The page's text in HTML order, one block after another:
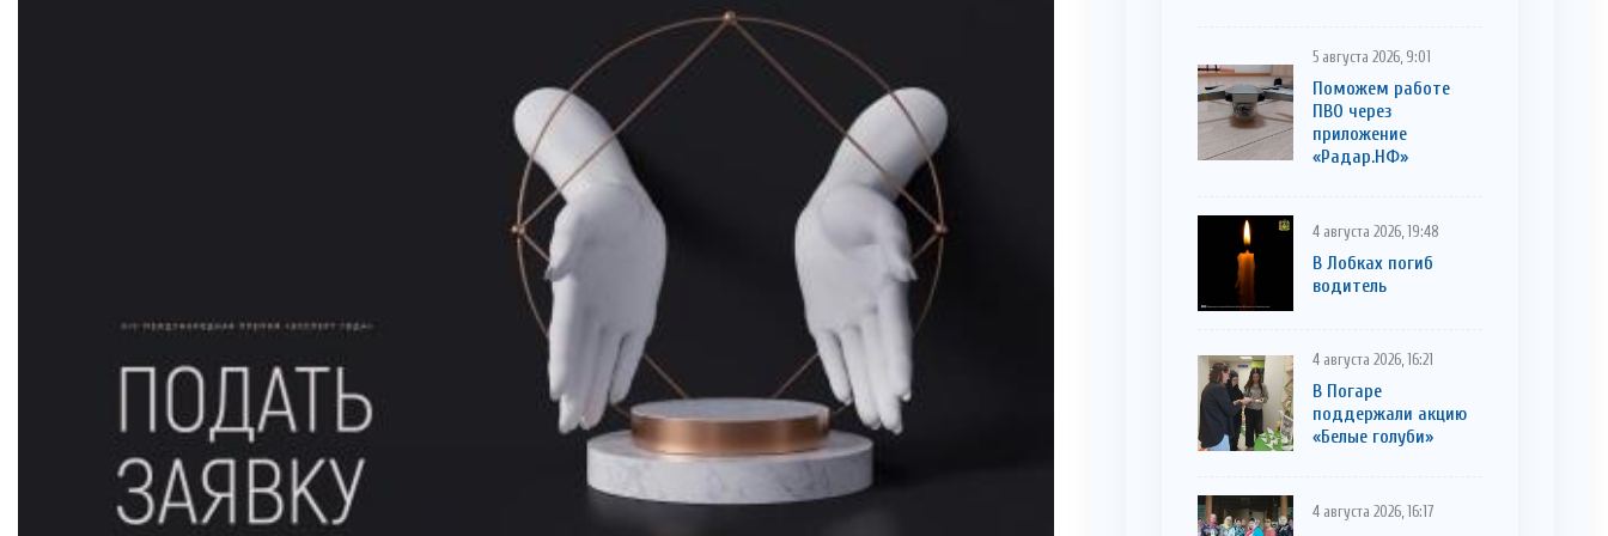
5 августа 2026, 9:01
Поможем работе
ПВО через
приложение
«Радар.НФ»
4 августа 2026, 19:48
В Лобках погиб
водитель
4 августа 2026, 16:21
В Погаре
поддержали акцию
«Белые голуби»
4 августа 2026, 16:17